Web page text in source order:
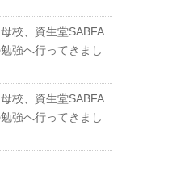
校、資生堂SABFA
強へ行ってきまし
校、資生堂SABFA
強へ行ってきまし